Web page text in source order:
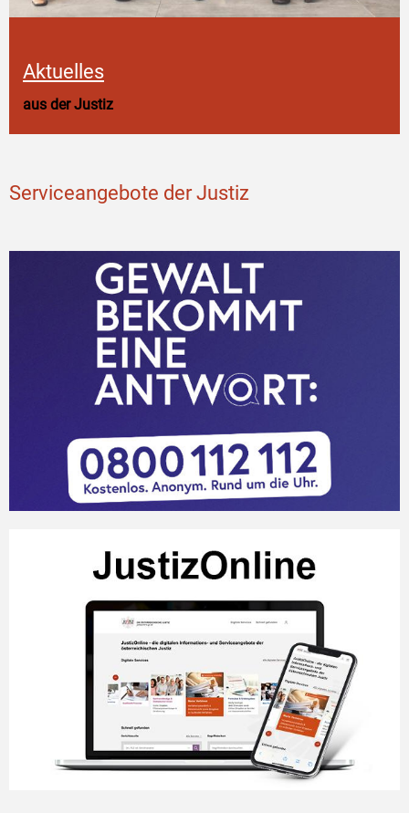
Aktuelles
aus der Justiz
Serviceangebote der Justiz